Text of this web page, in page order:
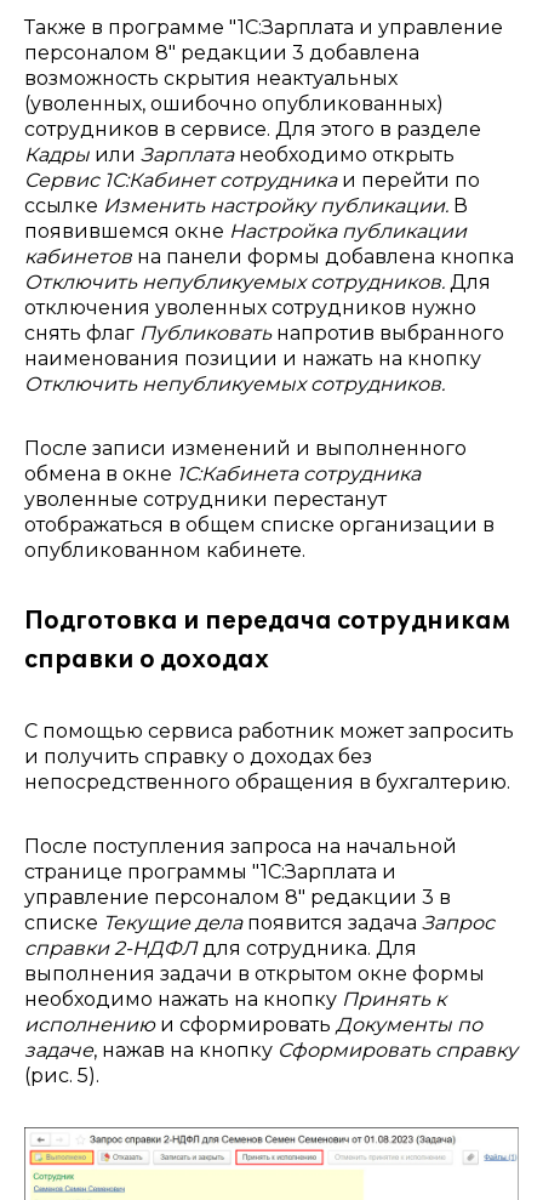
Также в программе "1С:Зарплата и управление
персоналом 8" редакции 3 добавлена
возможность скрытия неактуальных
(уволенных, ошибочно опубликованных)
сотрудников в сервисе. Для этого в разделе
Кадры или Зарплатанеобходимо открыть
Сервис 1С:Кабинет сотрудникаи перейти по
ссылке Изменить настройку публикации. В
появившемся окне Настройка публикации
кабинетов на панели формы добавлена кнопка
Отключить непубликуемых сотрудников. Для
отключения уволенных сотрудников нужно
снять флаг Публиковатьнапротив выбранного
наименования позиции и нажать на кнопку
Отключить непубликуемых сотрудников.
После записи изменений и выполненного
обмена в окне 1С:Кабинета сотрудника
уволенные сотрудники перестанут
отображаться в общем списке организации в
опубликованном кабинете.
Подготовка и передача сотрудникам
справки о доходах
С помощью сервиса работник может запросить
и получить справку о доходах без
непосредственного обращения в бухгалтерию.
После поступления запроса на начальной
странице программы "1С:Зарплата и
управление персоналом 8" редакции 3 в
списке Текущие делапоявится задача Запрос
справки 2-НДФЛдля сотрудника. Для
выполнения задачи в открытом окне формы
необходимо нажать на кнопку Принять к
исполнениюи сформировать Документы по
задаче, нажав на кнопку Сформировать справку
(рис. 5).